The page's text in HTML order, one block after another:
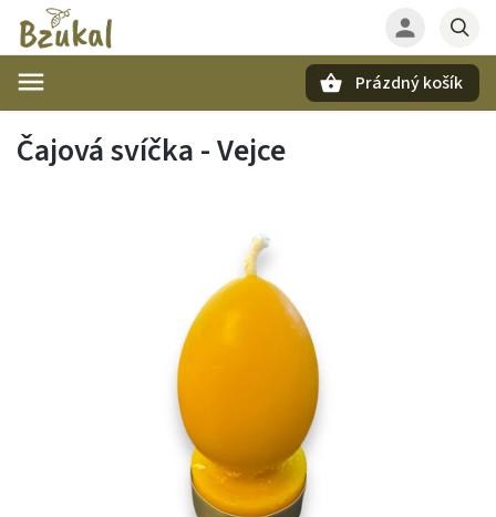
Prázdný košík
Čajová svíčka - Vejce